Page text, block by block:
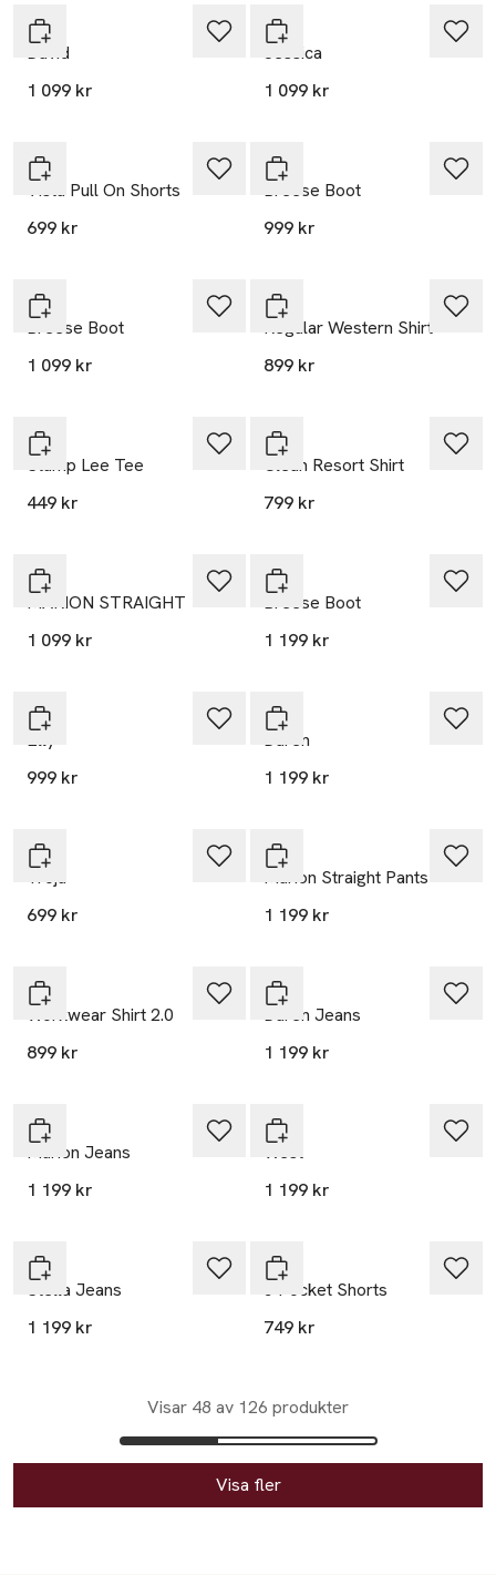
Lee
David
1 099 kr
Lee
Jessica
1 099 kr
Lee
Vista Pull On Shorts
699 kr
Lee
Breese Boot
999 kr
Lee
Breese Boot
1 099 kr
Lee
Regular Western Shirt
899 kr
Lee
Stamp Lee Tee
449 kr
Lee
Clean Resort Shirt
799 kr
Lee
MARION STRAIGHT
1 099 kr
Lee
Breese Boot
1 199 kr
Lee
Elly
999 kr
Lee
Daren
1 199 kr
Lee
Tröja
699 kr
Lee
Marion Straight Pants
1 199 kr
Lee
Workwear Shirt 2.0
899 kr
Lee
Daren Jeans
1 199 kr
Lee
Marion Jeans
1 199 kr
Lee
West
1 199 kr
Lee
Stella Jeans
1 199 kr
Lee
5 Pocket Shorts
749 kr
Visar 48 av 126 produkter
Visa fler